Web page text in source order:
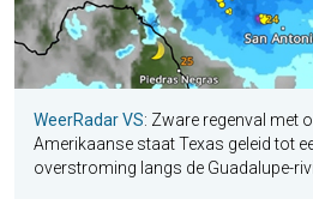
WeerRadar VS: Zware regenval met
Amerikaanse staat Texas geleid tot
overstroming langs de Guadalupe-